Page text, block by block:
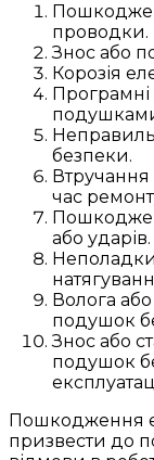
проводки.
Знос або
Корозія
Програмні
безпеки.
час
або ударів.
Волога
подушок
Знос або
подушок
Пошкодження
призвести до